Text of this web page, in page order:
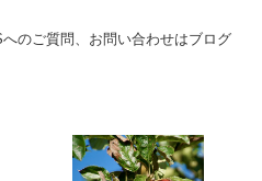
へのご質問、お問い合わせはブログ